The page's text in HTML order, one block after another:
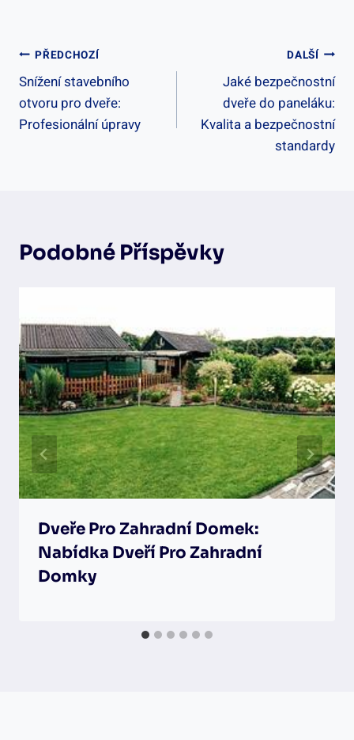
Navigace
Pro
Příspěvek
PŘEDCHOZÍ
Snížení stavebního
otvoru pro dveře:
Profesionální úpravy
DALŠÍ
Jaké bezpečnostní
dveře do paneláku:
Kvalita a bezpečnostní
standardy
Podobné Příspěvky
Dveře Pro Zahradní Domek:
Nabídka Dveří Pro Zahradní
Domky